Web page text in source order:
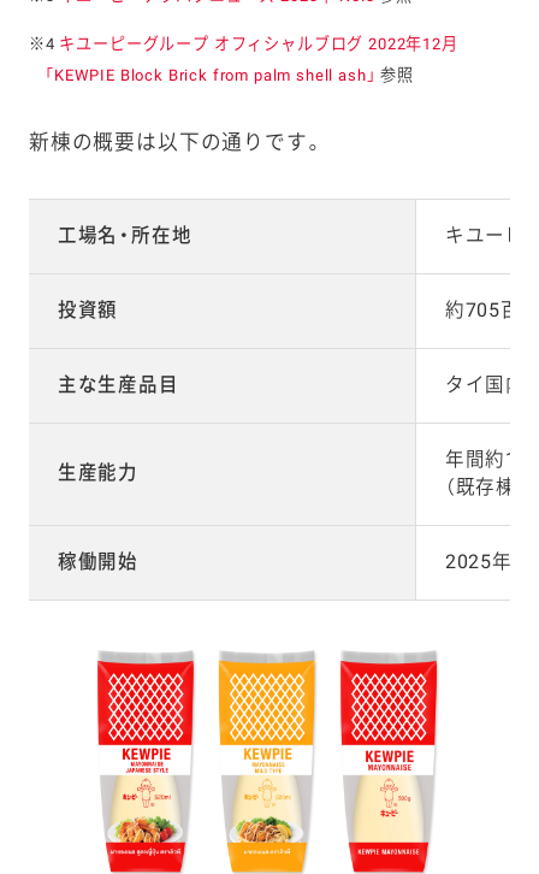
※4 キユーピーグループ オフィシャルブログ 2022年12月
「KEWPIE Block Brick from palm shell ash」 参照
新棟の概要は以下の通りです。
工場名・所在地 キユーピ
投資額 約705百
主な生産品目 タイ国内
生産能力
年間約
（既存棟
稼働開始 2025年1